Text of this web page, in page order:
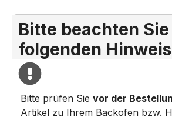
Bitte beachten Sie
folgenden
Bitte prüfen Sie vor der
Artikel zu Ihrem Backofen bzw.